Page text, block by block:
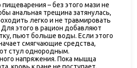
– без этого мази не
анальная трещина затянулась,
легко и не травмировать
Для этого в рацион добавляют
пьют больше воды. Если этого
смягчающие средства,
стул однородным.
напряжения. Пока мышца
кровь к ране не поступает.